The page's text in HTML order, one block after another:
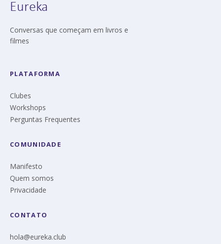
Eureka
Conversas que começam em livros e
filmes
PLATAFORMA
Clubes
Workshops
Perguntas Frequentes
COMUNIDADE
Manifesto
Quem somos
Privacidade
CONTATO
hola@eureka.club